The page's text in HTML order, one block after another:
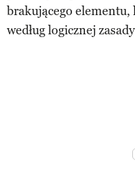
brakującego
według logicznej